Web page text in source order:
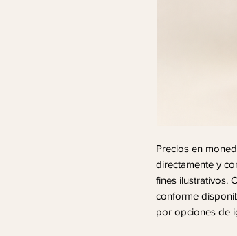
Precios en
directamente y
fines ilustrativos.
conforme
por opciones de